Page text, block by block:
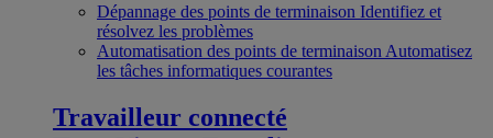
Dépannage des points de terminaison Identifiez et
résolvez les problèmes
Automatisation des points de terminaison Automatisez
les tâches informatiques courantes
Travailleur connecté